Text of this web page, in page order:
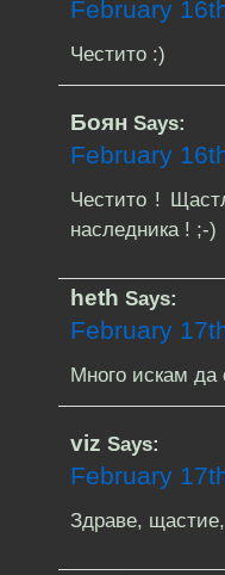
February
Честито :)
БоянSays:
February
Честито !
наследника ! ;-)
heth Says:
February
Много искам да
viz Says:
February
Здраве,